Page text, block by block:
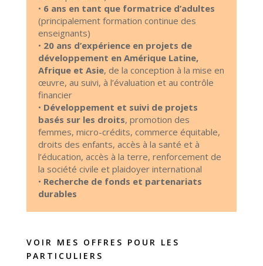
• 6 ans en tant que formatrice d’adultes
(principalement formation continue des
enseignants)
• 20 ans d’expérience en projets de
développement en Amérique Latine,
Afrique et Asie, de la conception à la mise en
œuvre, au suivi, à l’évaluation et au contrôle
financier
• Développement et suivi de projets
basés sur les droits, promotion des
femmes, micro-crédits, commerce équitable,
droits des enfants, accès à la santé et à
l’éducation, accès à la terre, renforcement de
la société civile et plaidoyer international
• Recherche de fonds et partenariats
durables
VOIR MES OFFRES POUR LES
PARTICULIERS